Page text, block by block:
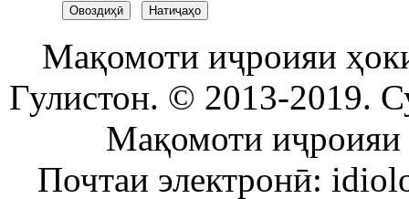
Мақомоти иҷроияи
Гулистон. © 2013-2019.
Мақомоти иҷроияи
Почтаи электронӣ: